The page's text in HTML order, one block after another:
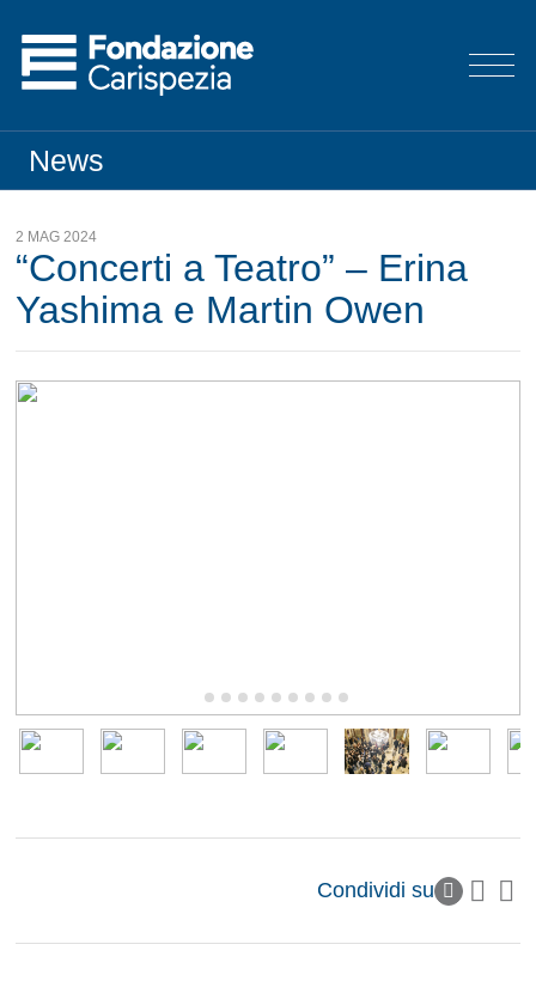
News
2 MAG 2024
“Concerti a Teatro” – Erina
Yashima e Martin Owen
Condividi su